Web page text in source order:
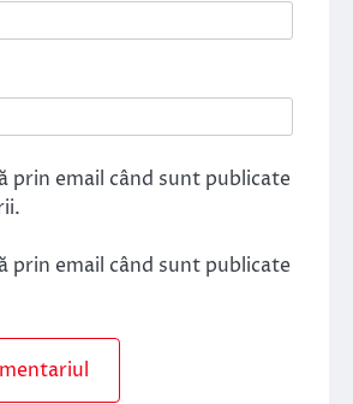
prin email când sunt publicate
prin email când sunt publicate